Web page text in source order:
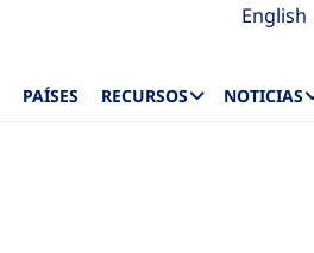
English
PAÍSES RECURSOS NOTICIAS